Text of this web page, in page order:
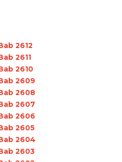
2612
2611
2610
2609
2608
2607
2606
2605
2604
2603